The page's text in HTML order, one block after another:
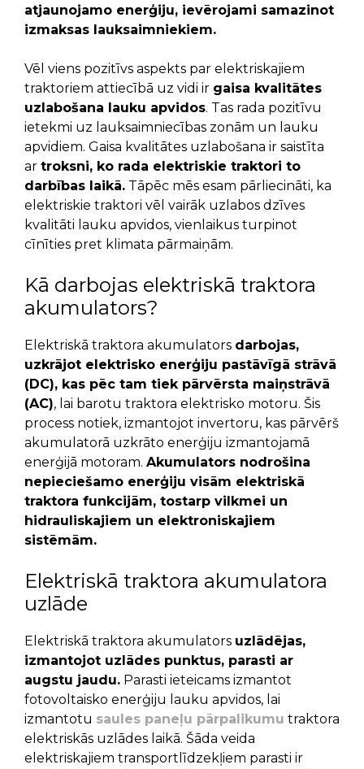
atjaunojamo enerģiju, ievērojami samazinot
izmaksas lauksaimniekiem.
Vēl viens pozitīvs aspekts par elektriskajiem
traktoriem attiecībā uz vidi ir gaisa kvalitātes
uzlabošana lauku apvidos. Tas rada pozitīvu
ietekmi uz lauksaimniecības zonām un lauku
apvidiem. Gaisa kvalitātes uzlabošana ir saistīta
ar troksni, ko rada elektriskie traktori to
darbības laikā. Tāpēc mēs esam pārliecināti, ka
elektriskie traktori vēl vairāk uzlabos dzīves
kvalitāti lauku apvidos, vienlaikus turpinot
cīnīties pret klimata pārmaiņām.
Kā darbojas elektriskā traktora
akumulators?
Elektriskā traktora akumulators darbojas,
uzkrājot elektrisko enerģiju pastāvīgā strāvā
(DC), kas pēc tam tiek pārvērsta maiņstrāvā
(AC), lai barotu traktora elektrisko motoru. Šis
process notiek, izmantojot invertoru, kas pārvērš
akumulatorā uzkrāto enerģiju izmantojamā
enerģijā motoram. Akumulators nodrošina
nepieciešamo enerģiju visām elektriskā
traktora funkcijām, tostarp vilkmei un
hidrauliskajiem un elektroniskajiem
sistēmām.
Elektriskā traktora akumulatora
uzlāde
Elektriskā traktora akumulators uzlādējas,
izmantojot uzlādes punktus, parasti ar
augstu jaudu. Parasti ieteicams izmantot
fotovoltaisko enerģiju lauku apvidos, lai
izmantotu saules paneļu pārpalikumu traktora
elektriskās uzlādes laikā. Šāda veida
elektriskajiem transportlīdzekļiem parasti ir